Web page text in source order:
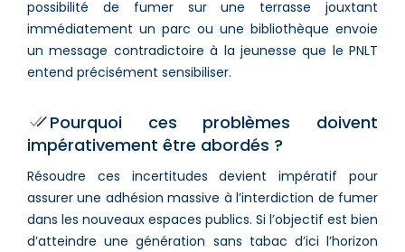
possibilité de fumer sur une terrasse jouxtant
immédiatement un parc ou une bibliothèque envoie
un message contradictoire à la jeunesse que le PNLT
entend précisément sensibiliser.
Pourquoi ces problèmes doivent
impérativement être abordés ?
Résoudre ces incertitudes devient impératif pour
assurer une adhésion massive à l’interdiction de fumer
dans les nouveaux espaces publics. Si l’objectif est bien
d’atteindre une génération sans tabac d’ici l’horizon